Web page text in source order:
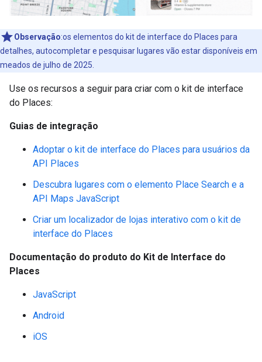
Observação:os elementos do kit de interface do Places para
detalhes, autocompletar e pesquisar lugares vão estar disponíveis em
meados de julho de 2025.
Use os recursos a seguir para criar com o kit de interface
do Places:
Guias de integração
Adoptar o kit de interface do Places para usuários da
API Places
Descubra lugares com o elemento Place Search e a
API Maps JavaScript
Criar um localizador de lojas interativo com o kit de
interface do Places
Documentação do produto do Kit de Interface do
Places
JavaScript
Android
iOS